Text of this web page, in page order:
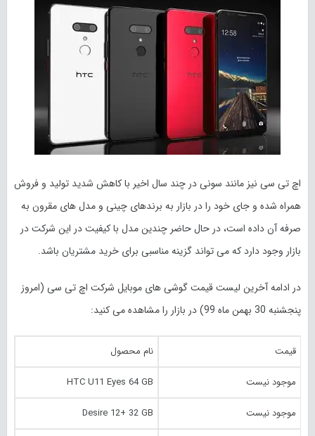
اچ تی سی نیز مانند سونی در چند سال اخیر با کاهش شدید تولید و فروش
همراه شده و جای خود را در بازار به برندهای چینی و مدل های مقرون به
صرفه آن داده است، در حال حاضر چندین مدل با کیفیت در این شرکت در
بازار وجود دارد که می تواند گزینه مناسبی برای خرید مشتریان باشد.
در ادامه آخرین لیست قیمت گوشی های موبایل شرکت اچ تی سی (امروز
پنجشنبه 30 بهمن ماه
99) در بازار را مشاهده می کنید:
قیمت نام محصول
موجود نیست HTC U11 Eyes 64 GB
موجود نیست Desire 12+ 32 GB